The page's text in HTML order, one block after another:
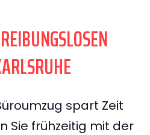
spart Zeit
Sie frühzeitig mit der